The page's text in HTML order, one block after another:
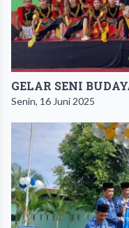
GELAR SENI
Senin, 16 Juni 2025